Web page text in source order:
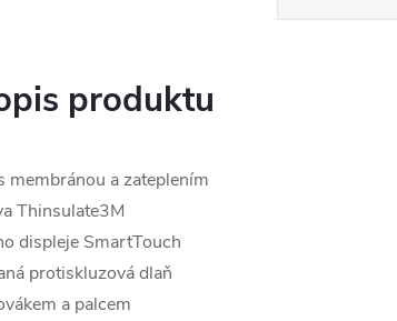
produktu
membránou a zateplením
Thinsulate3M
displeje SmartTouch
protiskluzová dlaň
a palcem